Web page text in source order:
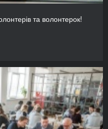
та волонтерок!